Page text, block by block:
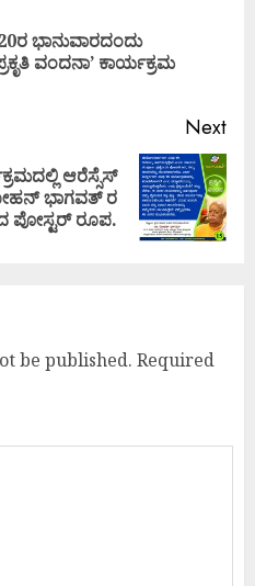
ಭಾನುವಾರದಂದು
ವಂದನಾ’ ಕಾರ್ಯಕ್ರಮ
Next
ಆರೆಸ್ಸೆಸ್
ಭಾಗವತ್ ರ
ಪೋಸ್ಟರ್ ರೂಪ.
be published. Required